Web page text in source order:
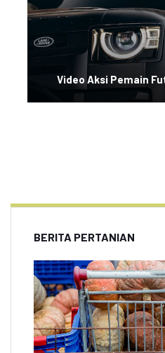
Video Aksi Pemain
BERITA PERTANIAN